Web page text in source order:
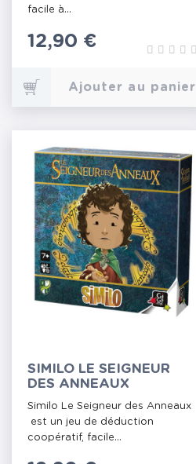
facile à...
Prix
12,90 €
Ajouter au panier
SIMILO LE SEIGNEUR
DES ANNEAUX
Similo Le Seigneur des Anneaux
est un jeu de déduction
coopératif, facile...